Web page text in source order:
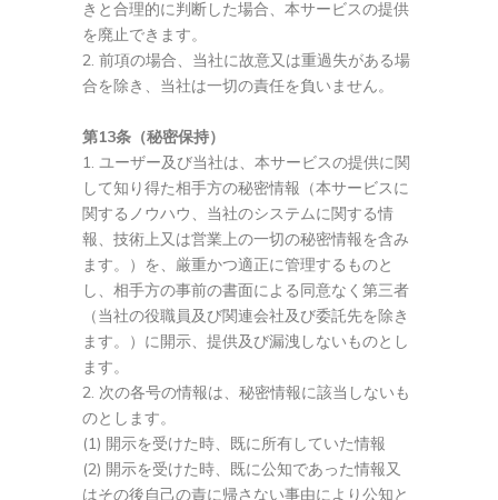
きと合理的に判断した場合、本サービスの提供
を廃止できます。
前項の場合、当社に故意又は重過失がある場
合を除き、当社は一切の責任を負いません。
第13条（秘密保持）
ユーザー及び当社は、本サービスの提供に関
して知り得た相手方の秘密情報（本サービスに
関するノウハウ、当社のシステムに関する情
報、技術上又は営業上の一切の秘密情報を含み
ます。）を、厳重かつ適正に管理するものと
し、相手方の事前の書面による同意なく第三者
（当社の役職員及び関連会社及び委託先を除き
ます。）に開示、提供及び漏洩しないものとし
ます。
次の各号の情報は、秘密情報に該当しないも
のとします。
(1) 開示を受けた時、既に所有していた情報
(2) 開示を受けた時、既に公知であった情報又
はその後自己の責に帰さない事由により公知と